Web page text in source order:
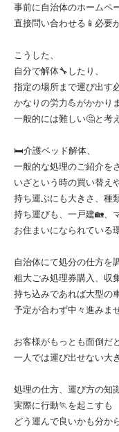
事前に自治体のホームペ
直接問い合わせる📱必要
こうした、
自分で解体🔧したり、
指定の場所まで運び出す
かなりの労力💪がかかり
一般的には難しい🤔と考
🛏️介護ベッド解体、
一般的な処理のご紹介を
いざという時の買い替え
持ち運ぶにも大きさ、種
持ち運びも、一戸建🏡、
お住まいになられている
自治体にて処分の仕方を
粗大ごみ処理券購入、収
持ち込みであれば大型の
予定が合わず中々進みま
お客様がもっとも面倒だ
一人では運び出せない大
処理の仕方、運び方の知
実際に行動🏃を起こすも
どう運んで良いかも分か